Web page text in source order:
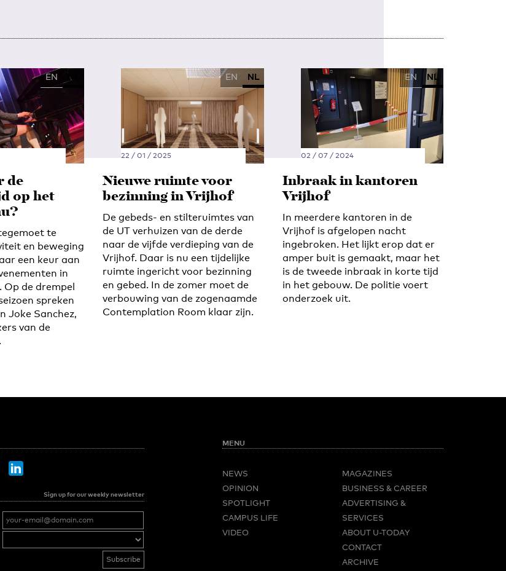
EN NL
de
op het
te
en beweging
een keur aan
in
Op de drempel
spreken
Joke Sanchez,
van de
EN NL
22 / 01 / 2025
Nieuwe ruimte voor
bezinning in Vrijhof
De gebeds- en stilteruimtes van
de UT verhuizen van de derde
naar de vijfde verdieping van de
Vrijhof. Daar is nu een tijdelijke
ruimte ingericht voor bezinning
en gebed. In de zomer moet de
verbouwing van de zogenaamde
Contemplation Room klaar zijn.
EN NL
02 / 07 / 2024
Inbraak in kantoren
Vrijhof
In meerdere kantoren in de
Vrijhof is afgelopen nacht
ingebroken. Het lijkt erop dat er
amper buit is gemaakt, maar het
is de tweede inbraak in korte tijd
in het gebouw. De politie voert
onderzoek uit.
Sign up for our weekly newsletter
MENU
NEWS
OPINION
SPOTLIGHT
CAMPUS LIFE
VIDEO
MAGAZINES
BUSINESS & CAREER
ADVERTISING &
SERVICES
ABOUT U-TODAY
CONTACT
ARCHIVE